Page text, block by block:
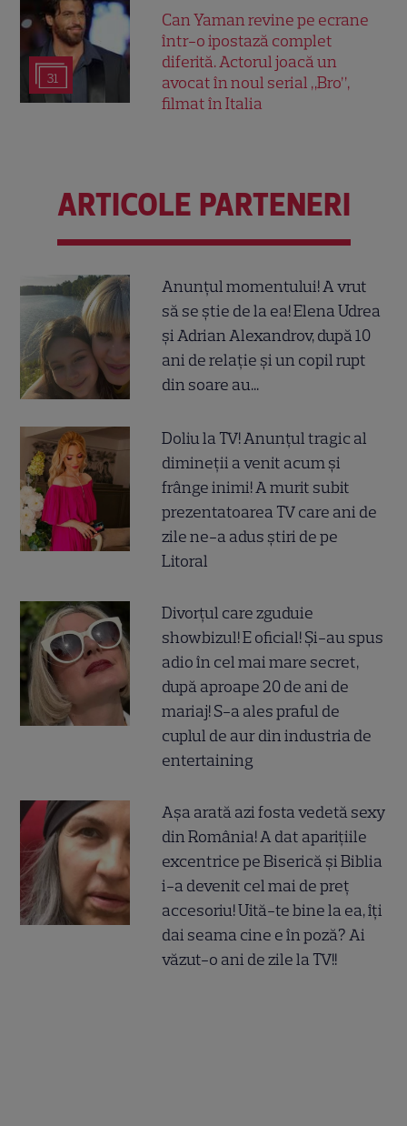
31
Can Yaman revine pe ecrane
într-o ipostază complet
diferită. Actorul joacă un
avocat în noul serial „Bro”,
filmat în Italia
ARTICOLE PARTENERI
Anunțul momentului! A vrut
să se știe de la ea! Elena Udrea
și Adrian Alexandrov, după 10
ani de relație și un copil rupt
din soare au...
Doliu la TV! Anunțul tragic al
dimineții a venit acum și
frânge inimi! A murit subit
prezentatoarea TV care ani de
zile ne-a adus știri de pe
Litoral
Divorțul care zguduie
showbizul! E oficial! Și-au spus
adio în cel mai mare secret,
după aproape 20 de ani de
mariaj! S-a ales praful de
cuplul de aur din industria de
entertaining
Așa arată azi fosta vedetă sexy
din România! A dat aparițiile
excentrice pe Biserică și Biblia
i-a devenit cel mai de preț
accesoriu! Uită-te bine la ea, îți
dai seama cine e în poză? Ai
văzut-o ani de zile la TV!!